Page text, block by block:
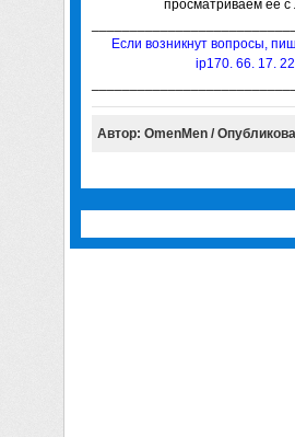
просматриваем её с
Если возникнут вопросы,
ip170. 66. 17. 22
Автор: OmenMen /